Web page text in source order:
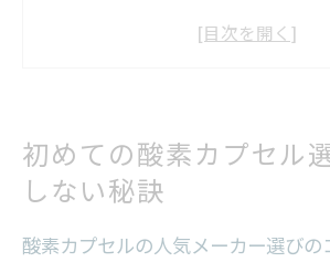
酸素カプセル購入前に知るべ
目的別に知りたい酸素カプセル
定
酸素カプセルの気圧設定が効
響
初めての酸素カプセル
しない秘訣
酸素カプセルの人気メーカー選びの